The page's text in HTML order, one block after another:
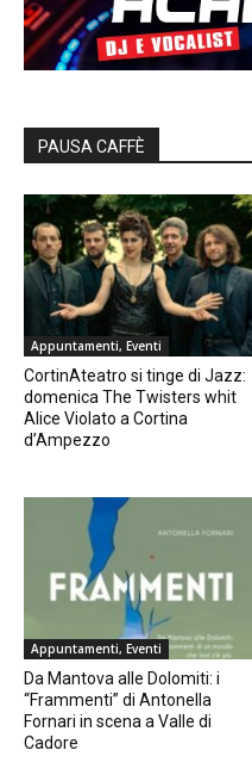
PAUSA CAFFÈ
Appuntamenti, Eventi
CortinAteatro si tinge di Jazz:
domenica The Twisters whit
Alice Violato a Cortina
d’Ampezzo
Appuntamenti, Eventi
Da Mantova alle Dolomiti: i
“Frammenti” di Antonella
Fornari in scena a Valle di
Cadore